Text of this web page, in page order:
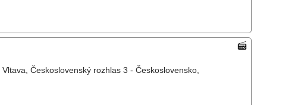
Československý rozhlas 3 - Československo,